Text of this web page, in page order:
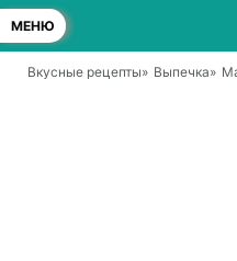
МЕНЮ
Вкусные рецепты» Выпечка»